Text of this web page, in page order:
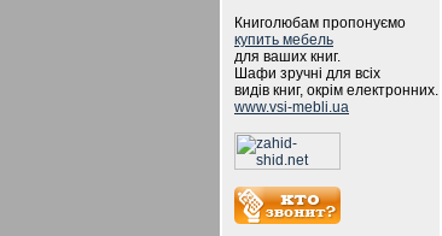
Книголюбам пропонуємо
купить мебель
для ваших книг.
Шафи зручні для всіх
видів книг, окрім електронних.
www.vsi-mebli.ua